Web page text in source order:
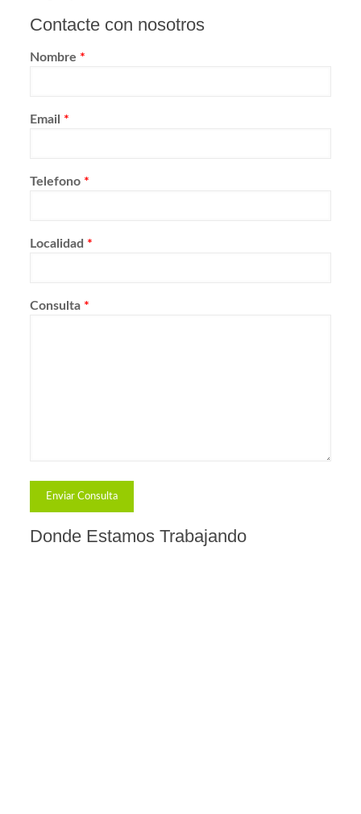
Contacte con nosotros
Nombre *
Email *
Telefono *
Localidad *
Consulta *
Donde Estamos Trabajando